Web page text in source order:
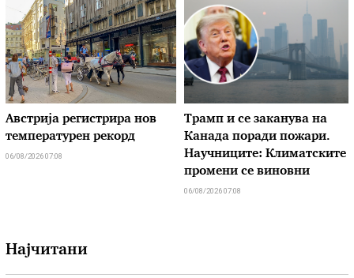
Австрија регистрира нов
температурен рекорд
06/08/2026 07:08
Трамп и се заканува на
Канада поради пожари.
Научниците: Климатските
промени се виновни
06/08/2026 07:08
Најчитани